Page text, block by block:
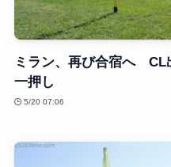
ミラン、再び合宿へ CL
一押し
5/20 07:06